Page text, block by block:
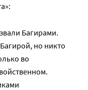
Багирами.
но никто
во